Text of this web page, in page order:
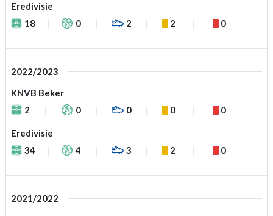
Eredivisie
18
0 2 2 0
2022/2023
KNVB Beker
2
0 0 0 0
Eredivisie
34
4 3 2 0
2021/2022